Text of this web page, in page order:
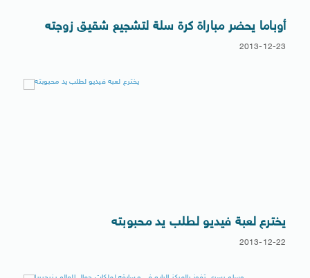
أوباما يحضر مباراة كرة سلة لتشجيع شقيق زوجته
2013-12-23
يخترع لعبة فيديو لطلب يد محبوبته
2013-12-22